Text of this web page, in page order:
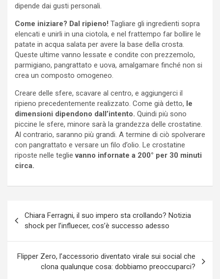
dipende dai gusti personali.
Come iniziare? Dal ripieno! Tagliare gli ingredienti sopra
elencati e unirli in una ciotola, e nel frattempo far bollire le
patate in acqua salata per avere la base della crosta.
Queste ultime vanno lessate e condite con prezzemolo,
parmigiano, pangrattato e uova, amalgamare finché non si
crea un composto omogeneo.
Creare delle sfere, scavare al centro, e aggiungerci il
ripieno precedentemente realizzato. Come già detto, le
dimensioni dipendono dall’intento. Quindi più sono
piccine le sfere, minore sarà la grandezza delle crostatine.
Al contrario, saranno più grandi. A termine di ciò spolverare
con pangrattato e versare un filo d’olio. Le crostatine
riposte nelle teglievanno infornate a 200° per 30 minuti
circa.
articoli
Chiara Ferragni, il suo impero sta crollando? Notizia
shock per l’influecer, cos’è successo adesso
Flipper Zero, l’accessorio diventato virale sui social che
clona qualunque cosa: dobbiamo preoccuparci?